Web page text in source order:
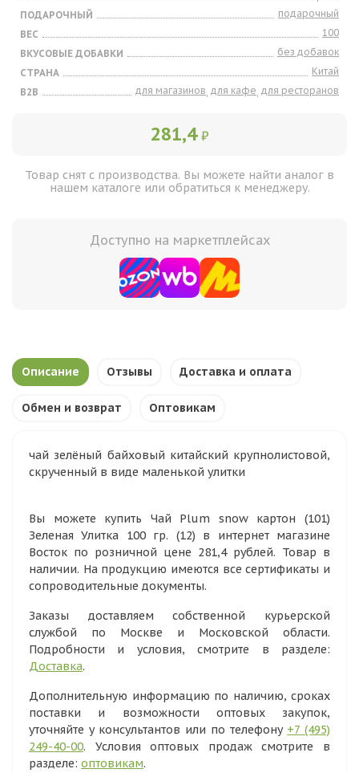
ПОДАРОЧНЫЙ
подарочный
ВЕС
100
ВКУСОВЫЕ ДОБАВКИ
без добавок
СТРАНА
Китай
B2B
для магазинов, для кафе, для ресторанов
281,4 ₽
Товар снят с производства. Вы можете найти аналог в
нашем каталоге или обратиться к менеджеру.
Доступно на маркетплейсах
Описание Отзывы Доставка и оплата
Обмен и возврат Оптовикам
чай зелёный байховый китайский крупнолистовой,
скрученный в виде маленькой улитки
Вы можете купить Чай Plum snow картон (101)
Зеленая Улитка 100 гр. (12) в интернет магазине
Восток по розничной цене 281,4 рублей. Товар в
наличии. На продукцию имеются все сертификаты и
сопроводительные документы.
Заказы доставляем собственной курьерской
службой по Москве и Московской области.
Подробности и условия, смотрите в разделе:
Доставка.
Дополнительную информацию по наличию, сроках
поставки и возможности оптовых закупок,
уточняйте у консультантов или по телефону +7 (495)
249-40-00. Условия оптовых продаж смотрите в
разделе: оптовикам.